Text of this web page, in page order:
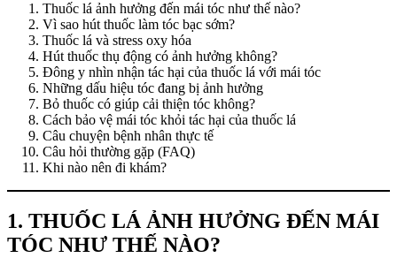
Thuốc lá ảnh hưởng đến mái tóc như thế nào?
Vì sao hút thuốc làm tóc bạc sớm?
Thuốc lá và stress oxy hóa
Hút thuốc thụ động có ảnh hưởng không?
Đông y nhìn nhận tác hại của thuốc lá với mái tóc
Những dấu hiệu tóc đang bị ảnh hưởng
Bỏ thuốc có giúp cải thiện tóc không?
Cách bảo vệ mái tóc khỏi tác hại của thuốc lá
Câu chuyện bệnh nhân thực tế
Câu hỏi thường gặp (FAQ)
Khi nào nên đi khám?
1. THUỐC LÁ ẢNH HƯỞNG ĐẾN MÁI
TÓC NHƯ THẾ NÀO?